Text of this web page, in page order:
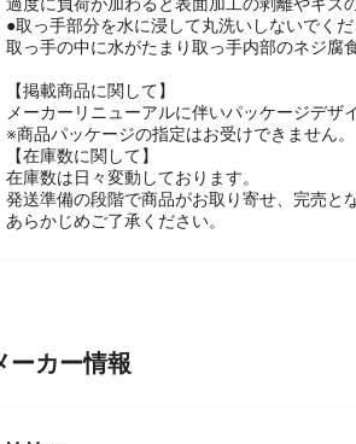
過度に負荷が加わると表面加工の剥離やキズ
●取っ手部分を水に浸して丸洗いしないでく
【掲載商品に関して】
メーカーリニューアルに伴いパッケージデザ
※商品パッケージの指定はお受けできません。
【在庫数に関して】
在庫数は日々変動しております。
発送準備の段階で商品がお取り寄せ、完売と